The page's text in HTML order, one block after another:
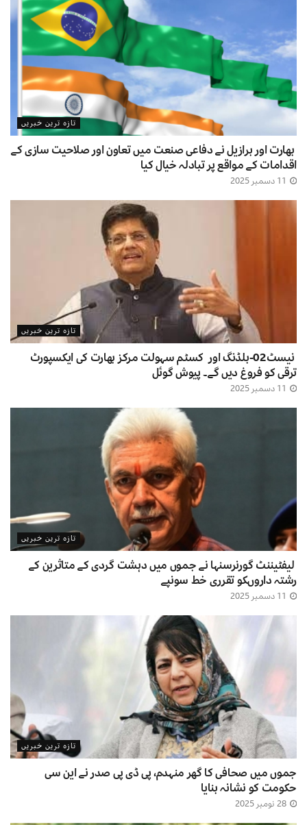
تازہ ترین خبریں
بھارت اور برازیل نے دفاعی صنعت میں تعاون اور صلاحیت سازی کے
اقدامات کے مواقع پر تبادلہ خیال کیا
تازہ ترین خبریں
نیسٹ02-بلڈنگ اور کسٹم سہولت مرکز بھارت کی ایکسپورٹ
ترقی کو فروغ دیں گے۔ پیوش گوئل
تازہ ترین خبریں
لیفٹیننٹ گورنرسنہا نے جموں میں دہشت گردی کے متاثرین کے
رشتہ داروںکو تقرری خط سونپے
تازہ ترین خبریں
جموں میں صحافی کا گھر منہدم، پی ڈی پی صدر نے این سی
حکومت کو نشانہ بنایا